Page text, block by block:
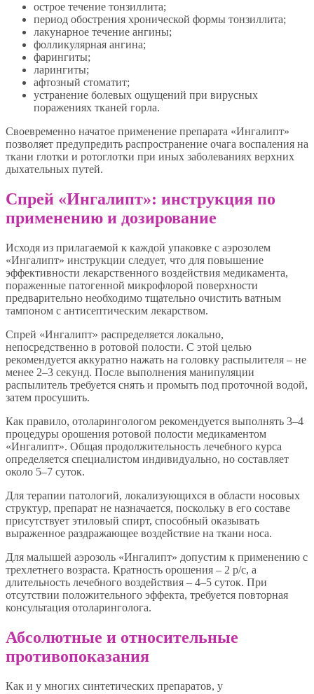
острое течение тонзиллита;
период обострения хронической формы тонзиллита;
лакунарное течение ангины;
фолликулярная ангина;
фарингиты;
ларингиты;
афтозный стоматит;
устранение болевых ощущений при вирусных
поражениях тканей горла.
Своевременно начатое применение препарата «Ингалипт»
позволяет предупредить распространение очага воспаления на
ткани глотки и ротоглотки при иных заболеваниях верхних
дыхательных путей.
Спрей «Ингалипт»: инструкция по
применению и дозирование
Исходя из прилагаемой к каждой упаковке с аэрозолем
«Ингалипт» инструкции следует, что для повышение
эффективности лекарственного воздействия медикамента,
пораженные патогенной микрофлорой поверхности
предварительно необходимо тщательно очистить ватным
тампоном с антисептическим лекарством.
Спрей «Ингалипт» распределяется локально,
непосредственно в ротовой полости. С этой целью
рекомендуется аккуратно нажать на головку распылителя – не
менее 2–3 секунд. После выполнения манипуляции
распылитель требуется снять и промыть под проточной водой,
затем просушить.
Как правило, отоларингологом рекомендуется выполнять 3–4
процедуры орошения ротовой полости медикаментом
«Ингалипт». Общая продолжительность лечебного курса
определяется специалистом индивидуально, но составляет
около 5–7 суток.
Для терапии патологий, локализующихся в области носовых
структур, препарат не назначается, поскольку в его составе
присутствует этиловый спирт, способный оказывать
выраженное раздражающее воздействие на ткани носа.
Для малышей аэрозоль «Ингалипт» допустим к применению с
трехлетнего возраста. Кратность орошения – 2 р/с, а
длительность лечебного воздействия – 4–5 суток. При
отсутствии положительного эффекта, требуется повторная
консультация отоларинголога.
Абсолютные и относительные
противопоказания
Как и у многих синтетических препаратов, у